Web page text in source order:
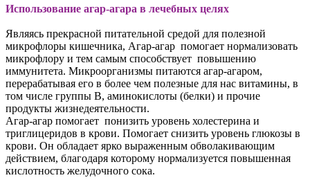
Использование агар-агара в лечебных целях
Являясь прекрасной питательной средой для полезной
микрофлоры кишечника, Агар-агар помогает нормализовать
микрофлору и тем самым способствует повышению
иммунитета. Микроорганизмы питаются агар-агаром,
перерабатывая его в более чем полезные для нас витамины, в
том числе группы В, аминокислоты (белки) и прочие
продукты жизнедеятельности.
Агар-агар помогает понизить уровень холестерина и
триглицеридов в крови. Помогает снизить уровень глюкозы в
крови. Он обладает ярко выраженным обволакивающим
действием, благодаря которому нормализуется повышенная
кислотность желудочного сока.